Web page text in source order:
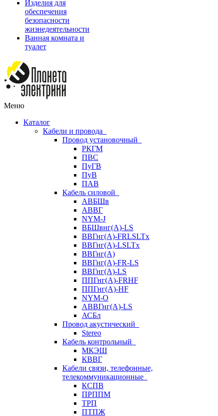
Изделия для
обеспечения
безопасности
жизнедеятельности
Ванная комната и
туалет
Меню
Каталог
Кабели и провода
Провод установочный
РКГМ
ПВС
ПуГВ
ПуВ
ПАВ
Кабель силовой
АВБШв
АВВГ
NYM-J
ВБШвнг(А)-LS
ВВГнг(A)-FRLSLTx
ВВГнг(A)-LSLTx
ВВГнг(А)
ВВГнг(А)-FR-LS
ВВГнг(А)-LS
ППГнг(А)-FRHF
ППГнг(А)-HF
NYM-O
АВВГнг(А)-LS
АСБл
Провод акустический
Stereo
Кабель контрольный
МКЭШ
КВВГ
Кабели связи, телефонные,
телекоммуникационные
КСПВ
ПРППМ
ТРП
ПТПЖ